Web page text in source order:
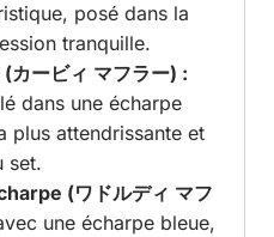
posé dans la
tranquille.
ービィ マフラー) :
dans une écharpe
plus attendrissante et
set.
(ワドルディ マフ
une écharpe bleue,